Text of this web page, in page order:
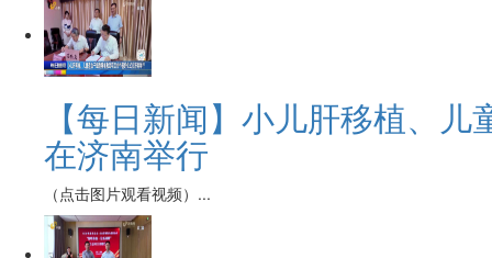
【每日新闻】小儿肝移植、
在济南举行
（点击图片观看视频）...